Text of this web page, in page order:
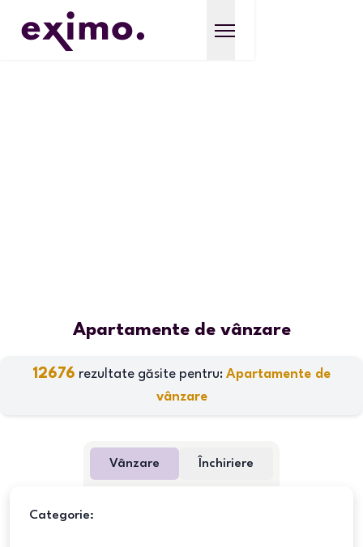
Apartamente de vânzare
12676 rezultate găsite pentru: Apartamente de
vânzare
Vânzare Închiriere
Categorie: